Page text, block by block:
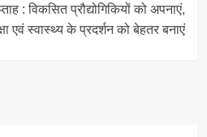
: विकसित प्रौद्योगिकियों को अपनाएं,
एवं स्वास्थ्य के प्रदर्शन को बेहतर बनाएं